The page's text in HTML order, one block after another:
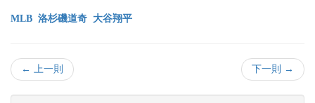
MLB 洛杉磯道奇 大谷翔平
← 上一則 下一則 →